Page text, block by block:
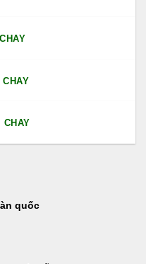
CHAY
quốc